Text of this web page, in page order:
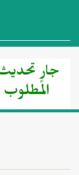
جارٍ
المطلوب